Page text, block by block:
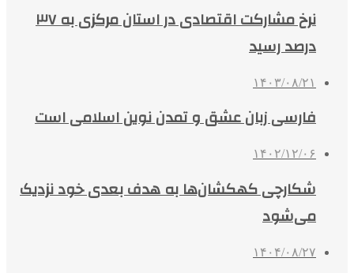
نرخ مشارکت اقتصادی در استان مرکزی به ۳۷
درصد رسید
۱۴۰۳/۰۸/۲۱
فارسی زبان عشق و تمدن نوین اسلامی است
۱۴۰۲/۱۲/۰۶
شکارچی کهکشان‌ها به هدف بعدی خود نزدیک
می‌شود
۱۴۰۴/۰۸/۲۷